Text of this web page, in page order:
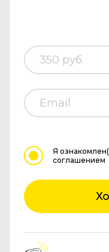
Я
соглашением